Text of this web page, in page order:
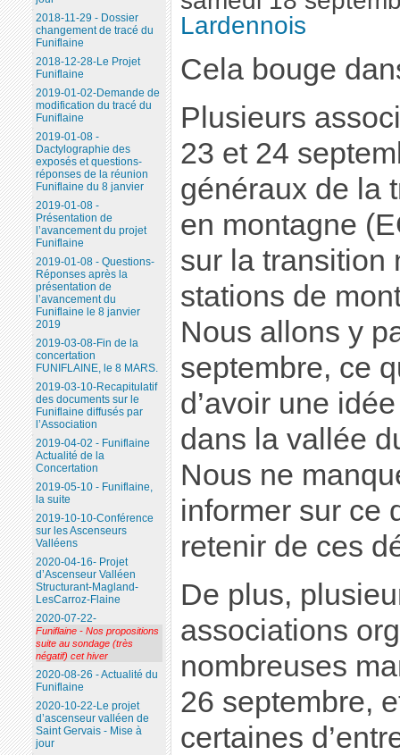
Lardennois
Cela bouge
Plusieurs
23 et 24
généraux de la
en montagne
sur la transition
stations de
Nous allons y
septembre, ce
d’avoir une
dans la vallée
Nous ne
informer sur ce
retenir de ces
De plus,
associations
nombreuses
26 septembre,
certaines
2018-11-29 - Dossier
changement de tracé du
Funiflaine
2018-12-28-Le Projet
Funiflaine
2019-01-02-Demande de
modification du tracé du
Funiflaine
2019-01-08 -
Dactylographie des
exposés et questions-
réponses de la réunion
Funiflaine du 8 janvier
2019-01-08 -
Présentation de
l’avancement du projet
Funiflaine
2019-01-08 - Questions-
Réponses après la
présentation de
l’avancement du
Funiflaine le 8 janvier
2019
2019-03-08-Fin de la
concertation
FUNIFLAINE, le 8 MARS.
2019-03-10-Recapitulatif
des documents sur le
Funiflaine diffusés par
l’Association
2019-04-02 - Funiflaine
Actualité de la
Concertation
2019-05-10 - Funiflaine,
la suite
2019-10-10-Conférence
sur les Ascenseurs
Valléens
2020-04-16- Projet
d’Ascenseur Valléen
Structurant-Magland-
LesCarroz-Flaine
2020-07-22-
Funiflaine - Nos propositions
suite au sondage (très
négatif) cet hiver
2020-08-26 - Actualité du
Funiflaine
2020-10-22-Le projet
d’ascenseur valléen de
Saint Gervais - Mise à
jour